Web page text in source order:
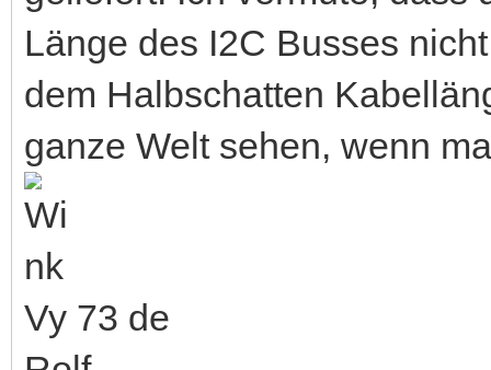
Länge des I2C Busses
dem Halbschatten
ganze Welt sehen, wenn
Vy 73 de